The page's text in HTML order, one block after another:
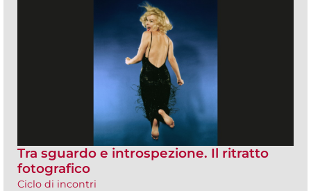
Tra sguardo e introspezione. Il ritratto
fotografico
Ciclo di incontri